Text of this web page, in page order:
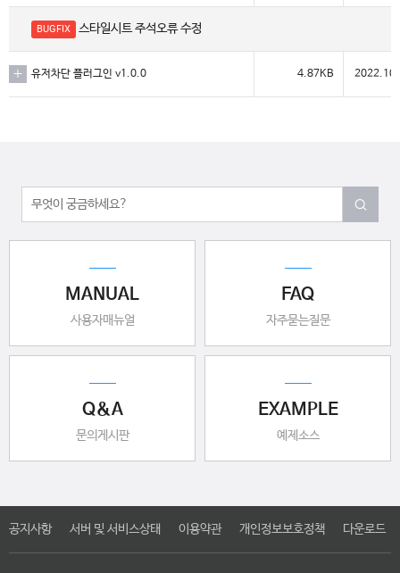
BUGFIX 스타일시트 주석오류 수정
유저차단 플러그인 v1.0.0 4.87KB
MANUAL
사용자매뉴얼
FAQ
자주묻는질문
Q&A
문의게시판
EXAMPLE
예제소스
공지사항 서버 및 서비스상태 이용약관 개인정보보호정책 다운로드